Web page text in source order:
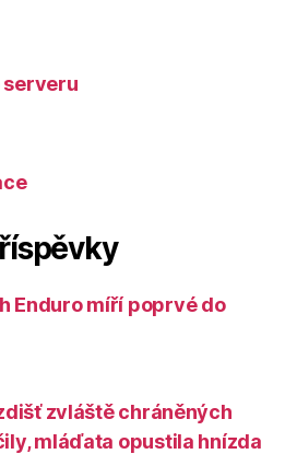
serveru
Enduro míří poprvé do
zvláště chráněných
mláďata opustila hnízda